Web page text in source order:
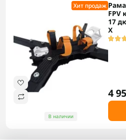
Хит продаж
В наличии
FPV
17
X
4